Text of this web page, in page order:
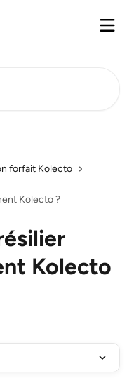
forfait Kolecto
Kolecto ?
Kolecto